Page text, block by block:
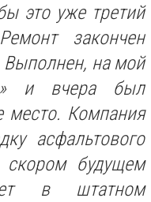
это уже третий
закончен
Выполнен, на мой
и вчера был
место. Компания
асфальтового
будущем
в штатном